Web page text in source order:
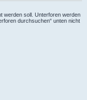
werden soll. Unterforen werden
durchsuchen“ unten nicht